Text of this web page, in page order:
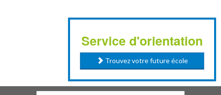
Service d'orientation
Trouvez votre future école